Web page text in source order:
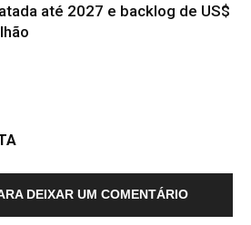
até 2027 e backlog de US$
DEIXAR UM COMENTÁRIO